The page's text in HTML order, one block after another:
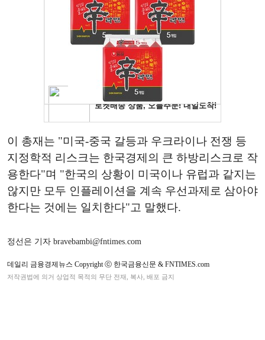
이 총재는 "미국-중국 갈등과 우크라이나 전쟁 등
지정학적 리스크는 한국경제의 큰 하방리스크로 작
용한다"며 "한국의 상황이 미국이나 유럽과 같지는
않지만 모두 인플레이션을 계속 우선과제로 삼아야
한다는 것에는 일치한다"고 말했다.
정선은 기자 bravebambi@fntimes.com
데일리 금융경제뉴스 Copyright ⓒ 한국금융신문 & FNTIMES.com
저작권법에 의거 상업적 목적의 무단 전재, 복사, 배포 금지